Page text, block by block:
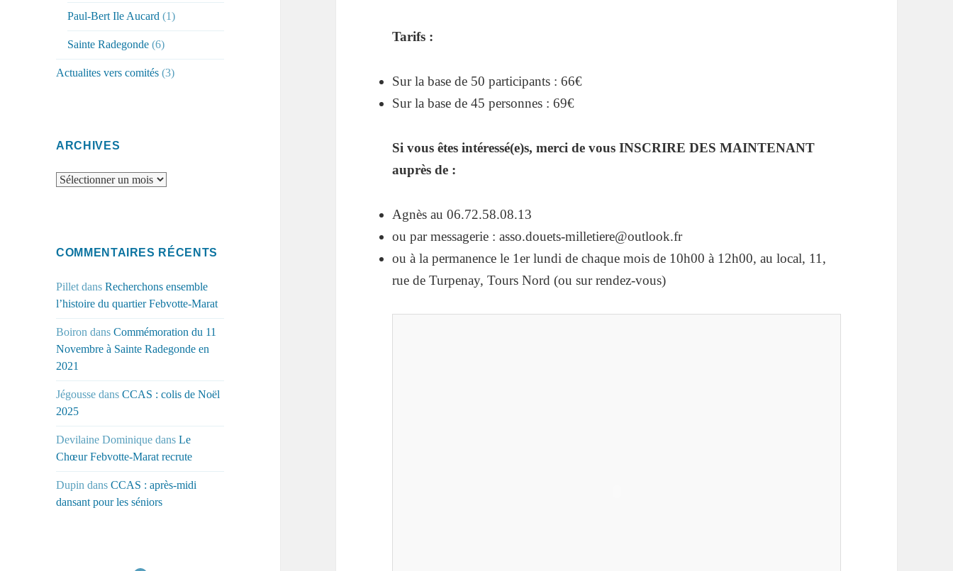
Paul-Bert Ile Aucard (1)
Sainte Radegonde (6)
Actualites vers comités (3)
ARCHIVES
Archives
COMMENTAIRES RÉCENTS
Pillet dansRecherchons ensemble
l’histoire du quartier Febvotte-Marat
Boiron dansCommémoration du 11
Novembre à Sainte Radegonde en
2021
Jégousse dansCCAS : colis de Noël
2025
Devilaine Dominique dansLe
Chœur Febvotte-Marat recrute
Dupin dansCCAS : après-midi
dansant pour les séniors
Tarifs :
Sur la base de 50 participants : 66€
Sur la base de 45 personnes : 69€
Si vous êtes intéressé(e)s, merci de vous INSCRIRE DES MAINTENANT
auprès de :
Agnès au 06.72.58.08.13
ou par messagerie : asso.douets-milletiere@outlook.fr
ou à la permanence le 1er lundi de chaque mois de 10h00 à 12h00, au local, 11,
rue de Turpenay, Tours Nord (ou sur rendez-vous)